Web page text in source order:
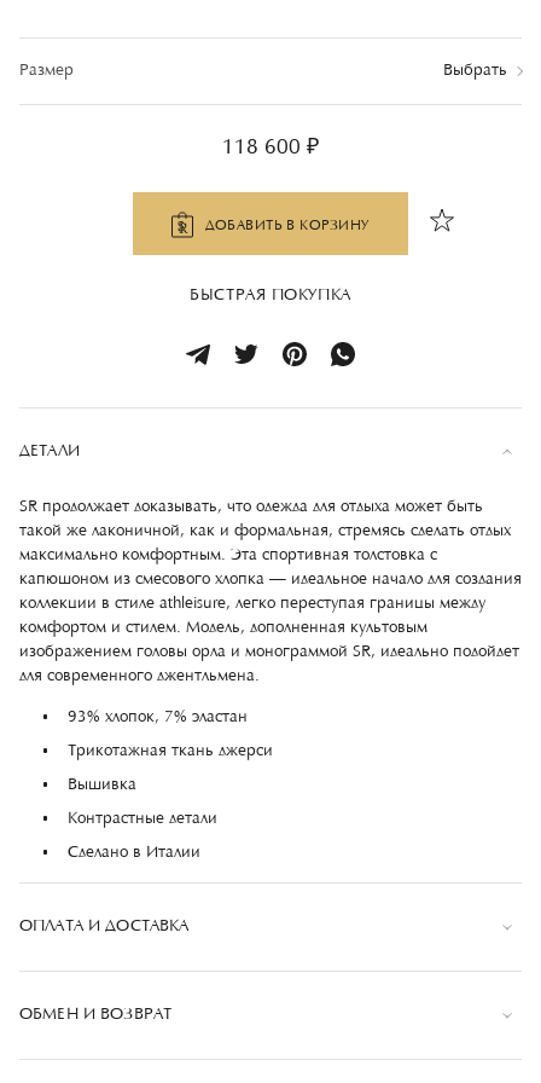
Размер Выбрать
118 600 ₽
ДОБАВИТЬ В КОРЗИНУ
БЫСТРАЯ ПОКУПКА
ДЕТАЛИ
SR продолжает доказывать, что одежда для отдыха может быть
такой же лаконичной, как и формальная, стремясь сделать отдых
максимально комфортным. Эта спортивная толстовка с
капюшоном из смесового хлопка — идеальное начало для создания
коллекции в стиле athleisure, легко переступая границы между
комфортом и стилем. Модель, дополненная культовым
изображением головы орла и монограммой SR, идеально подойдет
для современного джентльмена.
93% хлопок, 7% эластан
Трикотажная ткань джерси
Вышивка
Контрастные детали
Сделано в Италии
ОПЛАТА И ДОСТАВКА
Оплата
ОБМЕН И ВОЗВРАТ